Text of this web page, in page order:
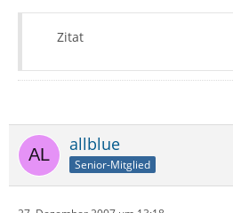
Zitat
allblue
Senior-Mitglied